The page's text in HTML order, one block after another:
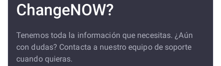
ChangeNOW?
Tenemos toda la información que necesitas. ¿Aún
con dudas? Contacta a nuestro equipo de soporte
cuando quieras.